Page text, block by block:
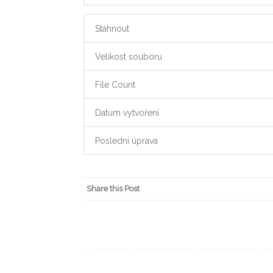
Stáhnout
Velikost souboru
File Count
Datum vytvoření
Poslední úprava
Share this Post